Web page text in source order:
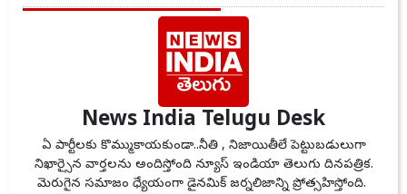
News India Telugu Desk
ఏ పార్టీలకు కొమ్ముకాయకుండా..నీతి , నిజాయితీలే పెట్టుబడులుగా
నిఖార్సైన వార్తలను అందిస్తోంది న్యూస్ ఇండియా తెలుగు దినపత్రిక.
మెరుగైన సమాజం ధ్యేయంగా డైనమిక్ జర్నలిజాన్ని ప్రోత్సహిస్తోంది.